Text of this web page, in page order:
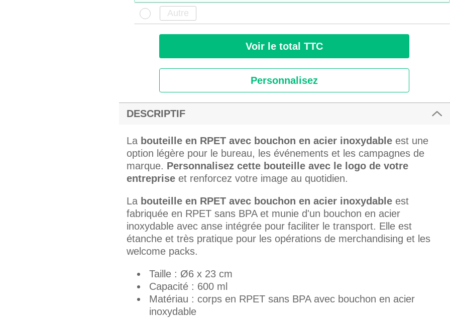
Voir le total TTC
Personnalisez
DESCRIPTIF
La bouteille en RPET avec bouchon en acier inoxydableest une
option légère pour le bureau, les événements et les campagnes de
marque. Personnalisez cette bouteille avec le logo de votre
entrepriseet renforcez votre image au quotidien.
La bouteille en RPET avec bouchon en acier inoxydableest
fabriquée en RPET sans BPA et munie d'un bouchon en acier
inoxydable avec anse intégrée pour faciliter le transport. Elle est
étanche et très pratique pour les opérations de merchandising et les
welcome packs.
Taille : Ø6 x 23 cm
Capacité : 600 ml
Matériau : corps en RPET sans BPA avec bouchon en acier
inoxydable